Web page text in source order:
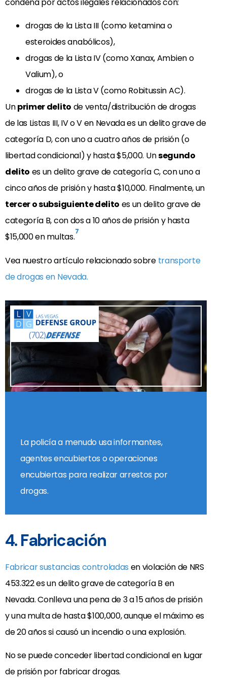
drogas de la Lista III (como ketamina o
esteroides anabólicos),
drogas de la Lista IV (como Xanax, Ambien o
Valium), o
drogas de la Lista V (como Robitussin AC).
Unprimer delito de venta/distribución de drogas
de las Listas III, IV o V en Nevada es un delito grave de
categoría D, con uno a cuatro años de prisión (o
libertad condicional) y hasta $5,000. Unsegundo
delito es un delito grave de categoría C, con uno a
cinco años de prisión y hasta $10,000. Finalmente, un
tercer o subsiguiente delito es un delito grave de
categoría B, con dos a 10 años de prisión y hasta
$15,000 en multas.7
Vea nuestro artículo relacionado sobre transporte
de drogas en Nevada.
La policía a menudo usa informantes,
agentes encubiertos o operaciones
encubiertas para realizar arrestos por
drogas.
4. Fabricación
Fabricar sustancias controladas en violación de NRS
453.322 es un delito grave de categoría B en
Nevada. Conlleva una pena de 3 a 15 años de prisión
y una multa de hasta $100,000, aunque el máximo es
de 20 años si causó un incendio o una explosión.
No se puede conceder libertad condicional en lugar
de prisión por fabricar drogas.